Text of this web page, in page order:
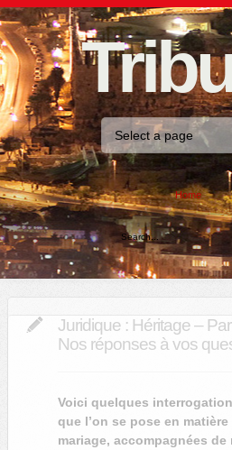
Home
Juridique : Héritage –
Nos réponses à vos
Voici quelques
que l’on se pose en
mariage, accompagnées